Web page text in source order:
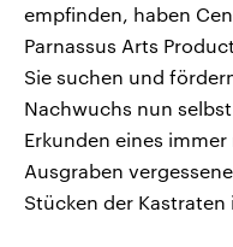
empfinden, haben
Parnassus Arts
Sie suchen und
Nachwuchs nun
Erkunden eines
Ausgraben
Stücken der